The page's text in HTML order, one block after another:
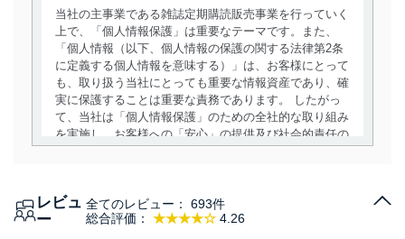
当社の主事業である雑誌定期購読販売事業を行っていく
上で、「個人情報保護」は重要なテーマです。また、
「個人情報（以下、個人情報の保護の関する法律第2条
に定義する個人情報を意味する）」は、お客様にとって
も、取り扱う当社にとっても重要な情報資産であり、確
実に保護することは重要な責務であります。 したがっ
て、当社は「個人情報保護」のための全社的な取り組み
を実施し、お客様への「安心」の提供及び社会的責任の
当社は、個人情報の取得・利用・提供に際して、その利
レビュ
ー
総合評価： ★★★★☆ 4.26
全てのレビュー： 693件